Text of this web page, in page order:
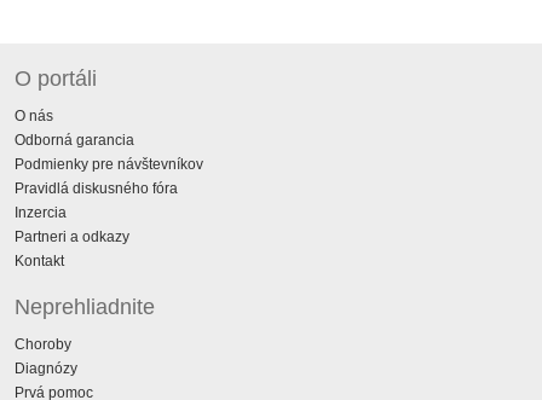
O portáli
O nás
Odborná garancia
Podmienky pre návštevníkov
Pravidlá diskusného fóra
Inzercia
Partneri a odkazy
Kontakt
Neprehliadnite
Choroby
Diagnózy
Prvá pomoc